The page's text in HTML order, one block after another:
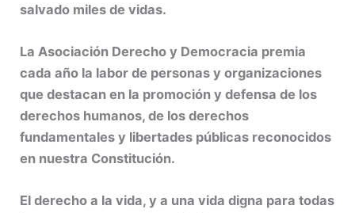
salvado miles de vidas.
La Asociación Derecho y Democracia premia
cada año la labor de personas y organizaciones
que destacan en la promoción y defensa de los
derechos humanos, de los derechos
fundamentales y libertades públicas reconocidos
en nuestra Constitución.
El derecho a la vida, y a una vida digna para todas